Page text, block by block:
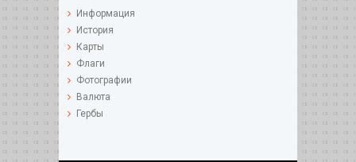
Информация
История
Карты
Флаги
Фотографии
Валюта
Гербы